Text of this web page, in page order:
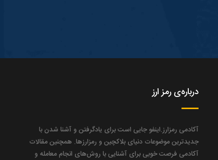
درباره‌ی رمز ارز
آکادمی رمزارز.اینفو جایی‌ است برای یادگرفتن و آشنا شدن با
جدیدترین موضوعات دنیای بلاکچین و رمزارزها. همچنین مقالات
آکادمی فرصت خوبی برای آشنایی با روش‌های انجام معامله و